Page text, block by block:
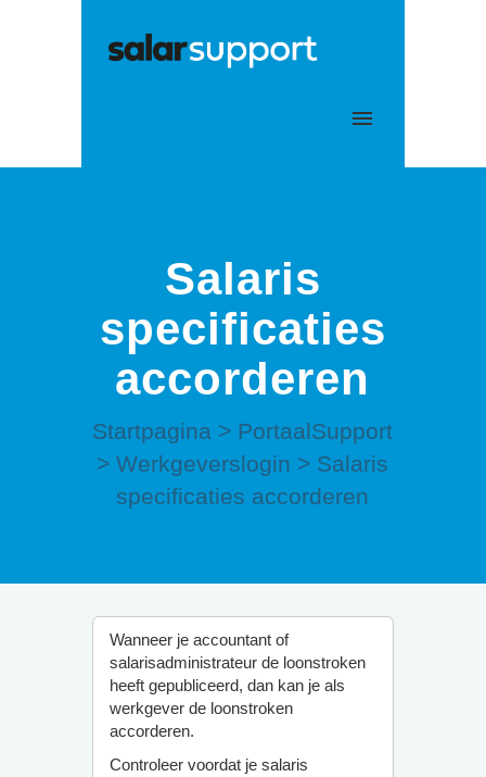
Salaris
specificaties
accorderen
Startpagina > PortaalSupport
> Werkgeverslogin > Salaris
specificaties accorderen
Wanneer je accountant of
salarisadministrateur de loonstroken
heeft gepubliceerd, dan kan je als
werkgever de loonstroken
accorderen.
Controleer voordat je salaris